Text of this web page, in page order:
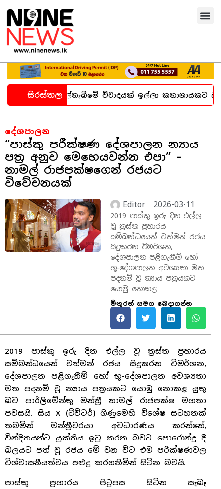
සිරස්තල
හදිසි කල්තැබීමේ විවාදයක් ඉල්ලා කතානායකට ලිපියක්
දේශපාලන
“පාස්කු පරීක්ෂණ දේශපාලන න්‍යාය
පත්‍ර අනුව මෙහෙයවන්න එපා” –
නාමල් රාජපක්ෂගෙන් රජයට
විවේචනයක්
Editor 2026-03-11
2019 පාස්කු ඉරු දින එල්ල
වූ ත්‍රස්ත ප්‍රහාරය
සම්බන්ධයෙන් වත්මන් රජය
සිදුකරන විමර්ශන,
දේශපාලන පළිගැනීම් හෝ
භූ-දේශපාලන අවශ්‍යතා මත
පදනම් වූ න්‍යාය පත්‍රයකට
යොමු නොකළ
මිතුරන් සමග බෙදාගන්න
2019 පාස්කු ඉරු දින එල්ල වූ ත්‍රස්ත ප්‍රහාරය
සම්බන්ධයෙන් වත්මන් රජය සිදුකරන විමර්ශන,
දේශපාලන පළිගැනීම් හෝ භූ-දේශපාලන අවශ්‍යතා
මත පදනම් වූ න්‍යාය පත්‍රයකට යොමු නොකළ යුතු
බව පාර්ලිමේන්තු මන්ත්‍රී නාමල් රාජපක්ෂ මහතා
පවසයි. සිය X (ට්විටර්) ගිණුමෙහි විශේෂ සටහනක්
තබමින් මන්ත්‍රීවරයා අවධාරණය කරන්නේ,
වින්දිතයන්ට යුක්තිය ඉටු කරන බවට පොරොන්දු දී
බලයට පත් වූ රජය මේ වන විට එම පරීක්ෂණවල
විශ්වාසනීයත්වය පළුදු කරගනිමින් සිටින බවයි.
පාස්කු ප්‍රහාරය පිටුපස සිටින සැබෑ